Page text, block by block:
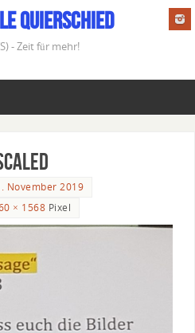
Quierschied
- Zeit für mehr!
November 2019
× 1568 Pixel